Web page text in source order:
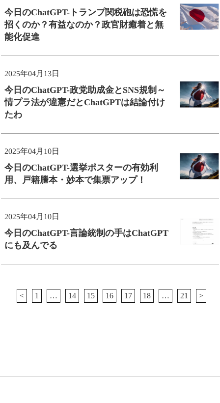
今日のChatGPT-トランプ関税砲は恐慌を
招くのか？有益なのか？政官財癒着と無
能化促進
2025年04月13日
今日のChatGPT-政党助成金とSNS規制～
情プラ法が違憲だとChatGPTは結論付け
たわ
2025年04月10日
今日のChatGPT-選挙ポスターの有効利
用、戸籍謄本・妙本で集票アップ！
2025年04月10日
今日のChatGPT-言論統制の手はChatGPT
にも及んでる
< 1 … 14 15 16 17 18 … 21 >